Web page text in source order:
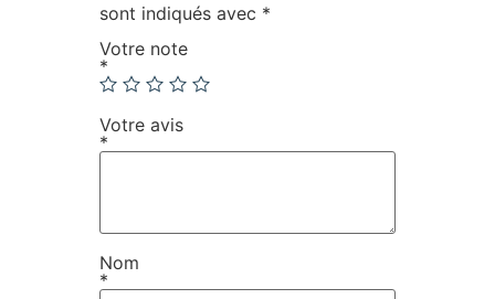
sont indiqués avec *
Votre note
*
Votre avis
*
Nom
*